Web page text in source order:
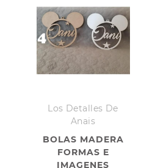
Los Detalles De
Anais
BOLAS MADERA
FORMAS E
IMAGENES